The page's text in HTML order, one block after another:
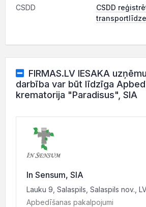
CSDD
CSDD
FIRMAS.LV IESAKA
darbība var būt līdzīga
krematorija "Paradisus", SIA
In Sensum, SIA
Lauku 9, Salaspils, Salaspils nov.,
Apbedīšanas pakalpojumi